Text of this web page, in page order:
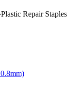
Plastic Repair Staples